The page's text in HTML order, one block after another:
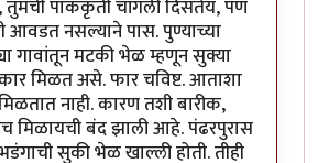
तुमची पाककृती चांगली दिसतेय, पण
नसल्याने पास. पुण्याच्या
गावांतून मटकी भेळ म्हणून सुक्या
मिळत असे. फार चविष्ट. आताशा
नाही. कारण तशी बारीक,
मिळायची बंद झाली आहे. पंढरपुरास
सुकी भेळ खाल्ली होती. तीही